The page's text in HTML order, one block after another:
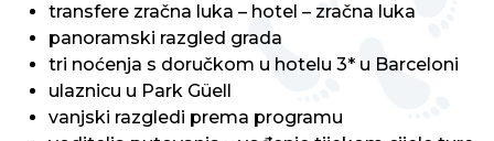
transfere zračna luka – hotel – zračna luka
panoramski razgled grada
tri noćenja s doručkom u hotelu 3* u Barceloni
ulaznicu u Park Güell
vanjski razgledi prema programu